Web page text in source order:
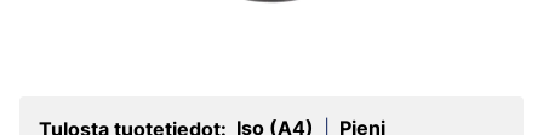
Tulosta tuotetiedot: Iso (A4) Pieni